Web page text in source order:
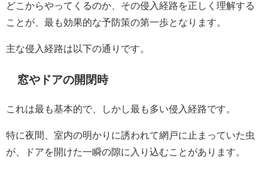
どこからやってくるのか、その侵入経路を正しく理解する
ことが、最も効果的な予防策の第一歩となります。
主な侵入経路は以下の通りです。
窓やドアの開閉時
これは最も基本的で、しかし最も多い侵入経路です。
特に夜間、室内の明かりに誘われて網戸に止まっていた虫
が、ドアを開けた一瞬の隙に入り込むことがあります。